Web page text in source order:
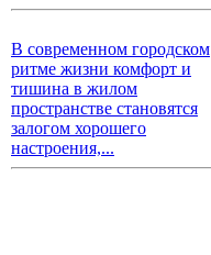
В современном городском
ритме жизни комфорт и
тишина в жилом
пространстве становятся
залогом хорошего
настроения,...